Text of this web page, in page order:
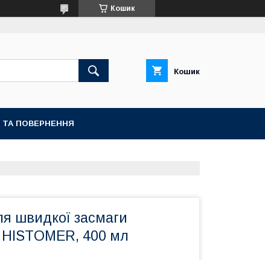
Кошик
Кошик
ТА ПОВЕРНЕННЯ
швидкої засмаги
400 мл